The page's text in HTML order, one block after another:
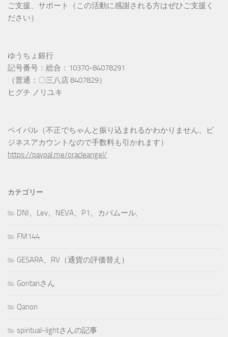
ご支援、サポート（この活動に感謝される方はぜひご支援く
ださい）
ゆうちょ銀行
記号番号：総合：10370-84078291
（普通：〇三八店 8407829）
ヒグチ ノリユキ
ペイパル（不正でちゃんと振り込まれるかわかりません、ビ
ジネスアカウントなので手数料も引かれます）
https://paypal.me/oracleangel/
カテゴリー
DNI、Lev、NEVA、P1、カバムール,
FM144
GESARA、RV（通貨の評価替え）
Goritanさん
Qanon
spiritual-lightさんの記事